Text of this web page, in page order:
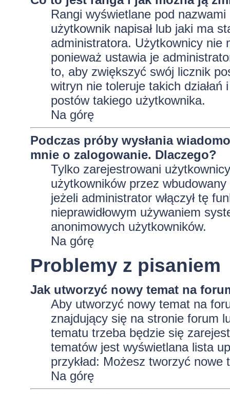
Rangi wyświetlane pod
użytkownik napisał lub jaki ma
administratora. Użytkownicy nie
ponieważ ustawia je
to, aby zwiększyć swój licznik
witryn nie toleruje takich
postów takiego użytkownika.
Na górę
Podczas próby wysłania
mnie o zalogowanie. Dlaczego?
Tylko zarejestrowani
użytkowników przez
jeżeli administrator włączył tę
nieprawidłowym używaniem
anonimowych użytkowników.
Na górę
Problemy z pisaniem
Jak utworzyć nowy temat na
Aby utworzyć nowy temat na
znajdujący się na stronie forum
tematu trzeba będzie się
tematów jest wyświetlana lista
przykład: Możesz tworzyć nowe
Na górę